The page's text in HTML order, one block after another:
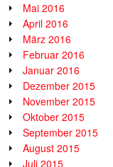
Mai 2016
April 2016
März 2016
Februar 2016
Januar 2016
Dezember 2015
November 2015
Oktober 2015
September 2015
August 2015
Juli 2015